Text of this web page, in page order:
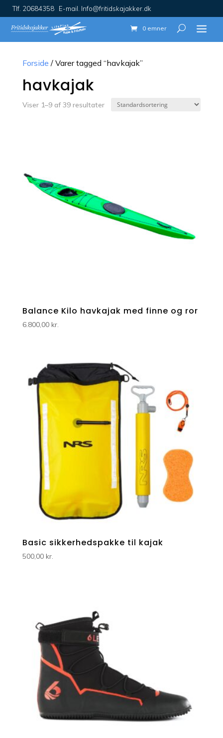
Tlf. 20684358 E-mail. Info@fritidskajakker.dk
0 emner
Forside / Varer tagged “havkajak”
havkajak
Viser 1–9 af 39 resultater
Balance Kilo havkajak med finne og ror
6.800,00 kr.
Basic sikkerhedspakke til kajak
500,00 kr.